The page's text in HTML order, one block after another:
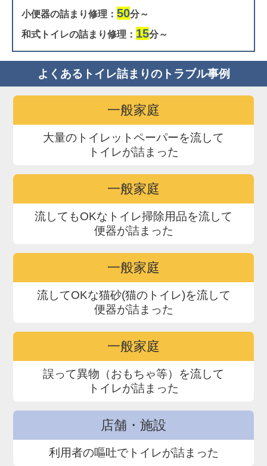
小便器の詰まり修理： 50分～
和式トイレの詰まり修理： 15分～
よくあるトイレ詰まりのトラブル事例
一般家庭
大量のトイレットペーパーを流して
トイレが詰まった
一般家庭
流してもOKなトイレ掃除用品を流して
便器が詰まった
一般家庭
流してOKな猫砂(猫のトイレ)を流して
便器が詰まった
一般家庭
誤って異物（おもちゃ等）を流して
トイレが詰まった
店舗・施設
利用者の嘔吐でトイレが詰まった